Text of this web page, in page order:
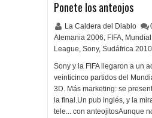
Ponete los anteojos
La Caldera del Diablo
Alemania 2006, FIFA, Mundial
League, Sony, Sudáfrica 2010
Sony y la FIFA llegaron a un
veinticinco partidos del
3D. Más marketing: se
la final.Un pub inglés, y la
tele... con anteojitosAunque